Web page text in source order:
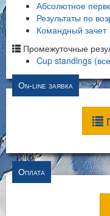
Абсолютное
Результаты по
Командный зачет
Промежуточные
Cup standings
On-line заявка
Оплата